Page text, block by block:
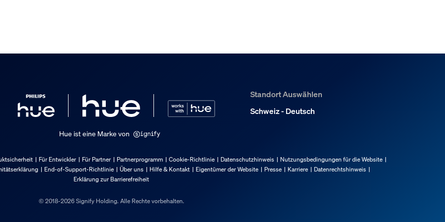
im Lieferumfang enthalten
meinem Hue Bridge Pro Starter-Set in verschiedenen
Standort Auswählen
Schweiz - Deutsch
Hue ist eine Marke von
Für Entwickler Für Partner Partnerprogramm Cookie-Richtlinie Datenschutzhinweis
Nutzungsbedingungen für die Website
End-of-Support-Richtlinie Über uns Hilfe & Kontakt Eigentümer der Website Presse Karriere
Datenrechtshinweis
Erklärung zur Barrierefreiheit
© 2018-2026 Signify Holding. Alle Rechte vorbehalten.